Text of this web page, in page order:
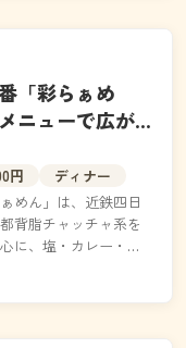
「彩らぁめ
ニューで広が
円
ディナー
めん」は、近鉄四日
背脂チャッチャ系を
に、塩・カレー・つ
餃子や唐揚げなどサ